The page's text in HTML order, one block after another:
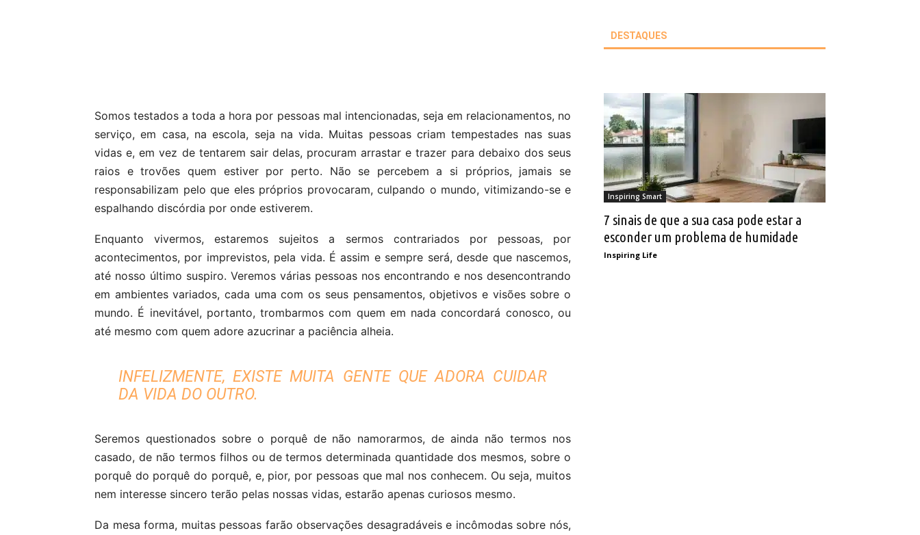
Somos testados a toda a hora por pessoas mal intencionadas, seja em relacionamentos, no
serviço, em casa, na escola, seja na vida. Muitas pessoas criam tempestades nas suas
vidas e, em vez de tentarem sair delas, procuram arrastar e trazer para debaixo dos seus
raios e trovões quem estiver por perto. Não se percebem a si próprios, jamais se
responsabilizam pelo que eles próprios provocaram, culpando o mundo, vitimizando-se e
espalhando discórdia por onde estiverem.
Enquanto vivermos, estaremos sujeitos a sermos contrariados por pessoas, por
acontecimentos, por imprevistos, pela vida. É assim e sempre será, desde que nascemos,
até nosso último suspiro. Veremos várias pessoas nos encontrando e nos desencontrando
em ambientes variados, cada uma com os seus pensamentos, objetivos e visões sobre o
mundo. É inevitável, portanto, trombarmos com quem em nada concordará conosco, ou
até mesmo com quem adore azucrinar a paciência alheia.
INFELIZMENTE, EXISTE MUITA GENTE QUE ADORA CUIDAR
DA VIDA DO OUTRO.
Seremos questionados sobre o porquê de não namorarmos, de ainda não termos nos
casado, de não termos filhos ou de termos determinada quantidade dos mesmos, sobre o
porquê do porquê do porquê, e, pior, por pessoas que mal nos conhecem. Ou seja, muitos
nem interesse sincero terão pelas nossas vidas, estarão apenas curiosos mesmo.
Da mesa forma, muitas pessoas farão observações desagradáveis e incômodas sobre nós,
DESTAQUES
Inspiring Smart
7 sinais de que a sua casa pode estar a
esconder um problema de humidade
Inspiring Life